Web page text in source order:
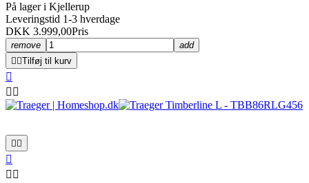
På lager i Kjellerup
Leveringstid 1-3 hverdage
DKK 3.999,00Pris
remove
add
 Tilføj til kurv

 
 

 